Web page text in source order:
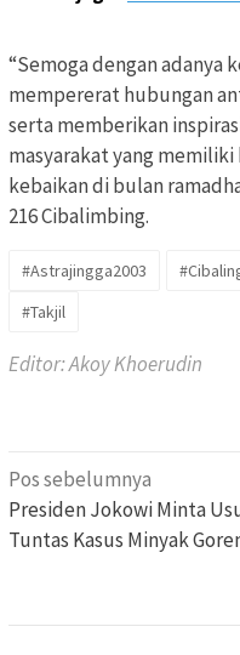
“Semoga dengan adanya
mempererat hubungan
serta memberikan
masyarakat yang
kebaikan di bulan
216 Cibalimbing.
#Astrajingga2003
#Takjil
Editor: Akoy Khoerudin
Navigasi
pos
Pos sebelumnya
Presiden Jokowi Minta
Tuntas Kasus Minyak